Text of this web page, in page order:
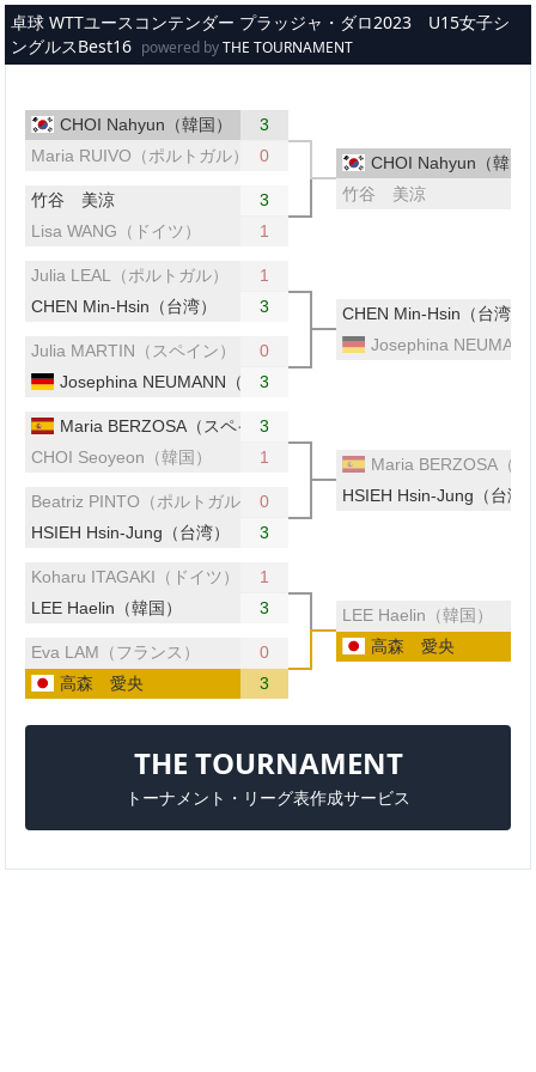
メインコンテンツへスキップ
卓球 WTTユースコンテンダー プラッジャ・ダロ2023 U15女子シ
ングルスBest16 powered byTHE TOURNAMENT
CHOI Nahyun（韓国）
3
Maria RUIVO（ポルトガル）
0
竹谷 美涼
3
Lisa WANG（ドイツ）
1
Julia LEAL（ポルトガル）
1
CHEN Min-Hsin（台湾）
3
Julia MARTIN（スペイン）
0
Josephina NEUMANN（ドイツ）
3
Maria BERZOSA（スペイン）
3
CHOI Seoyeon（韓国）
1
Beatriz PINTO（ポルトガル）
0
HSIEH Hsin-Jung（台湾）
3
Koharu ITAGAKI（ドイツ）
1
LEE Haelin（韓国）
3
Eva LAM（フランス）
0
高森 愛央
3
CHOI Nahyun（韓国
竹谷 美涼
CHEN Min-Hsin（台湾）
Josephina
Maria BERZOSA（ス
HSIEH Hsin-Jung（台湾
LEE Haelin（韓国）
高森 愛央
THE TOURNAMENT
トーナメント・リーグ表作成サービス